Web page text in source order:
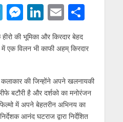
T
el
e
a
m
M
e
ss
n
g
er
Li
n
k
dI
n
E
m
ai
S
ar
की भूमिका और किरदार बेहद
एक विलन भी काफी अहम् किरदार
की जिन्होंने अपने खलनायकी
बटौरी है और दर्शको का मनोरंजन
में अपने बेहतरीन अभिनय का
आनंद घटराज द्वारा निर्देशित